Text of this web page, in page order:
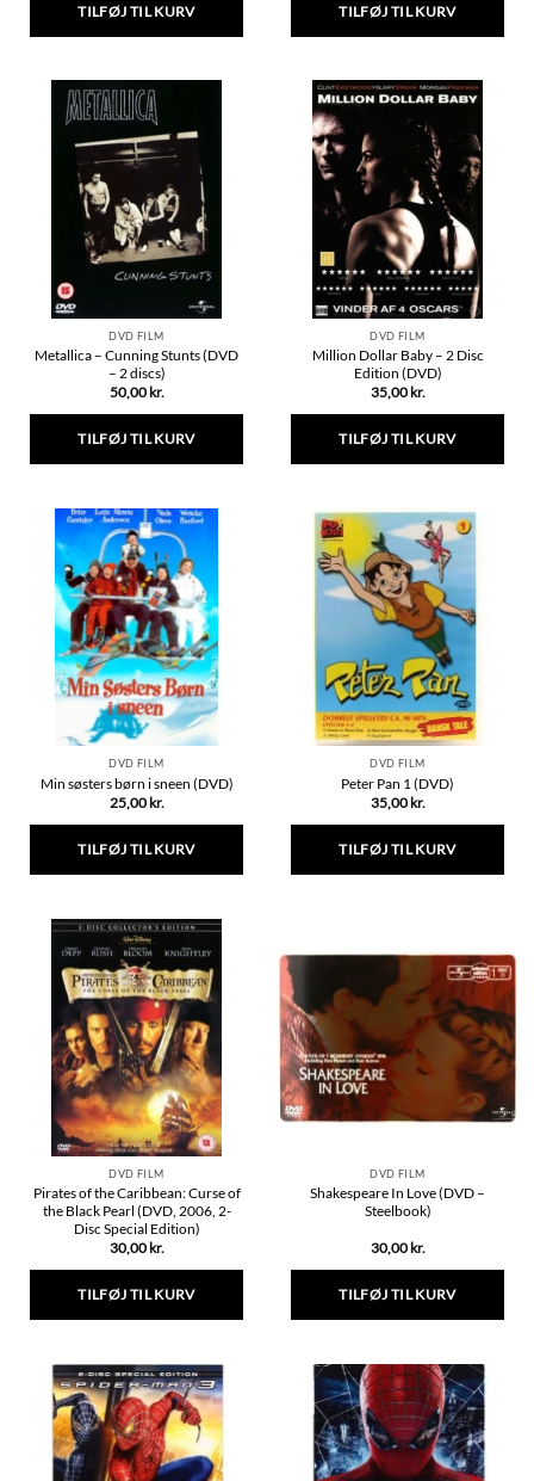
TILFØJ TIL KURV TILFØJ TIL KURV
DVD FILM
Metallica – Cunning Stunts (DVD
– 2 discs)
50,00 kr.
TILFØJ TIL KURV
DVD FILM
Million Dollar Baby – 2 Disc
Edition (DVD)
35,00 kr.
TILFØJ TIL KURV
DVD FILM
Min søsters børn i sneen (DVD)
25,00 kr.
TILFØJ TIL KURV
DVD FILM
Peter Pan 1 (DVD)
35,00 kr.
TILFØJ TIL KURV
DVD FILM
Pirates of the Caribbean: Curse of
the Black Pearl (DVD, 2006, 2-
Disc Special Edition)
30,00 kr.
TILFØJ TIL KURV
DVD FILM
Shakespeare In Love (DVD –
Steelbook)
30,00 kr.
TILFØJ TIL KURV